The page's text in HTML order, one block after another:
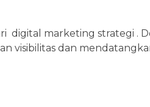
digital marketing strategi .
visibilitas dan